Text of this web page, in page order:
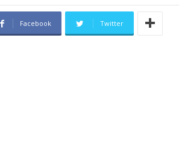
Facebook Twitter